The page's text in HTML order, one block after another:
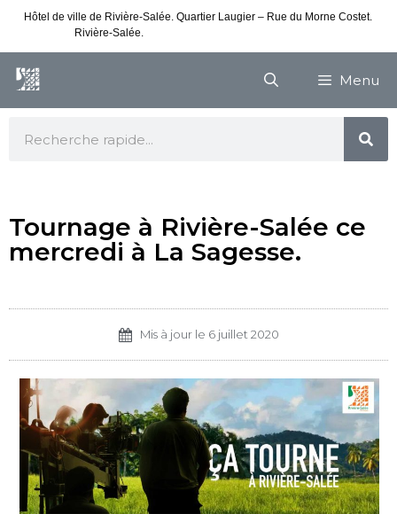
Hôtel de ville de Rivière-Salée. Quartier Laugier – Rue du Morne Costet.
Rivière-Salée.
Menu
Tournage à Rivière-Salée ce
mercredi à La Sagesse.
Mis à jour le 6 juillet 2020